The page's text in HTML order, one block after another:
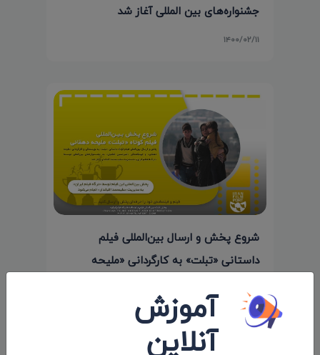
جشنواره‌های بین المللی آغاز شد
۱۴۰۰/۰۲/۱۱
شروع پخش و ارسال بین‌المللی فیلم
داستانی «تبلت» به کارگردانی «ملیحه
۱۴۰۱/۰۳/۳۱ آموزش
آنلاین